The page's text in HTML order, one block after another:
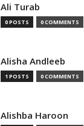
Ali Turab
0 POSTS 0 COMMENTS
Alisha Andleeb
1 POSTS 0 COMMENTS
Alishba Haroon